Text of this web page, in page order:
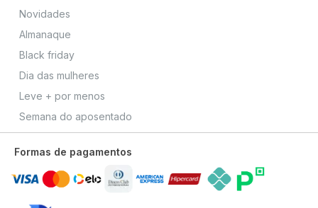
Novidades
Almanaque
Black friday
Dia das mulheres
Leve + por menos
Semana do aposentado
Formas de pagamentos